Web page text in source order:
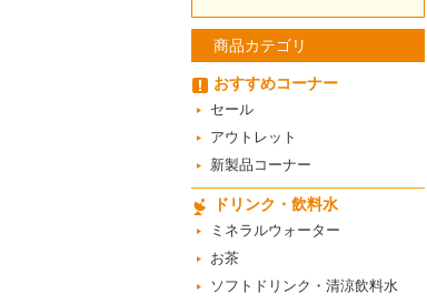
商品カテゴリ
おすすめコーナー
セール
アウトレット
新製品コーナー
ドリンク・飲料水
ミネラルウォーター
お茶
ソフトドリンク・清涼飲料水